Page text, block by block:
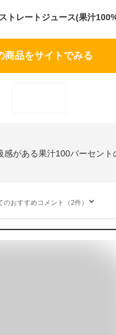
商品をサイトでみる
がある果汁100パーセント
のおすすめコメント（2件）